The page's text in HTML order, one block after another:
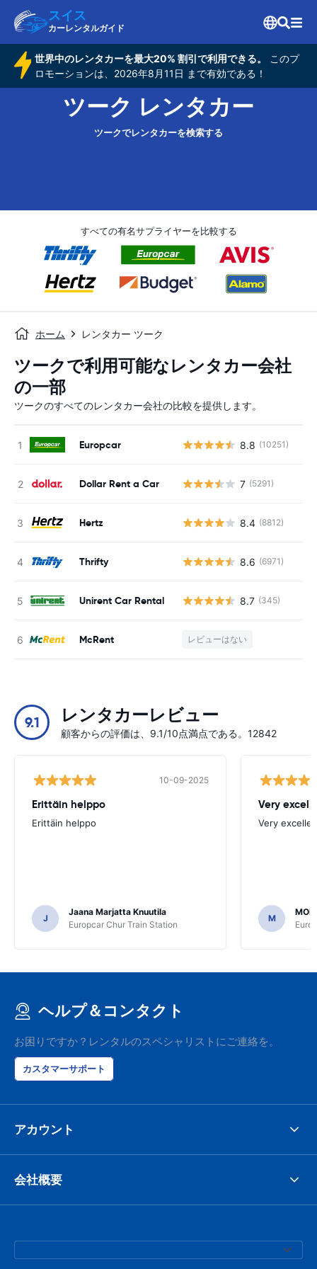
スイス
カーレンタルガイド
世界中のレンタカーを最大20% 割引で利用できる。
このプ
ロモーションは、2026年8月11日 まで有効である！
ツーク レンタカー
ツークでレンタカーを検索する
すべての有名サプライヤーを比較する
ホーム レンタカー ツーク
ツークで利用可能なレンタカー会社
の一部
ツークのすべてのレンタカー会社の比較を提供します。
Europcar 8.8 (10251)
Dollar Rent a Car 7 (5291)
Hertz 8.4 (8812)
Thrifty 8.6 (6971)
Unirent Car Rental 8.7 (345)
McRent レビューはない
9.1 レンタカーレビュー
顧客からの評価は、9.1/10点満点である。12842
10-09-2025
Erittäin helppo
Erittäin helppo
J
Jaana Marjatta Knuutila
Europcar Chur Train Station
Very
Very
M
ヘルプ＆コンタクト
お困りですか？レンタルのスペシャリストにご連絡を。
カスタマーサポート
アカウント
会社概要